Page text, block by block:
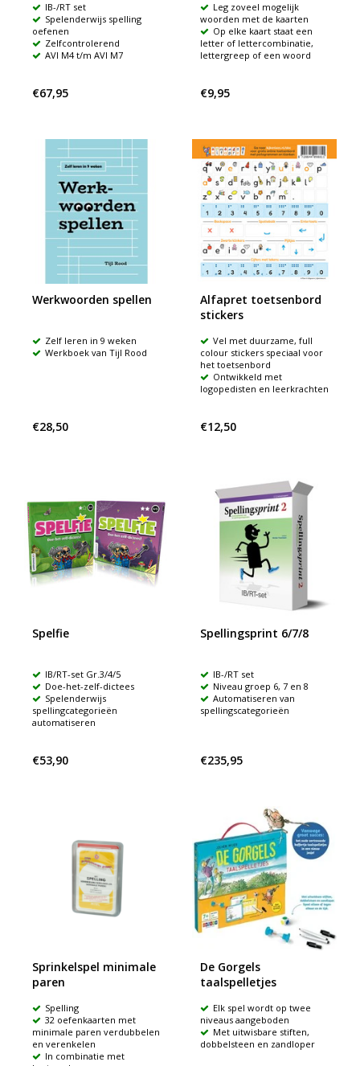
IB-/RT set
Spelenderwijs spelling
oefenen
Zelfcontrolerend
AVI M4 t/m AVI M7
€67,95
Leg zoveel mogelijk
woorden met de kaarten
Op elke kaart staat een
letter of lettercombinatie,
lettergreep of een woord
€9,95
Werkwoorden spellen
Zelf leren in 9 weken
Werkboek van Tijl Rood
€28,50
Alfapret toetsenbord
stickers
Vel met duurzame, full
colour stickers speciaal voor
het toetsenbord
Ontwikkeld met
logopedisten en leerkrachten
€12,50
Spelfie
IB/RT-set Gr.3/4/5
Doe-het-zelf-dictees
Spelenderwijs
spellingcategorieën
automatiseren
€53,90
Spellingsprint 6/7/8
IB-/RT set
Niveau groep 6, 7 en 8
Automatiseren van
spellingscategorieën
€235,95
Sprinkelspel minimale
paren
Spelling
32 oefenkaarten met
minimale paren verdubbelen
en verenkelen
In combinatie met
De Gorgels
taalspelletjes
Elk spel wordt op twee
niveaus aangeboden
Met uitwisbare stiften,
dobbelsteen en zandloper